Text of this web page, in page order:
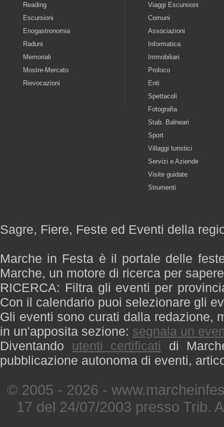
Reading
Escursioni
Enogastronomia
Raduni
Memoriali
Mostre-Mercato
Rievocazioni
Viaggi Escursioni
Comuni
Associazioni
Informatica
Immobiliari
Proloco
Enti
Spettacoli
Fotografia
Stab. Balneari
Sport
Villaggi turistici
Servizi e Aziende
Visite guidate
Strumenti
Sagre, Fiere, Feste ed Eventi della
Marche in Festa è il portale delle
Marche, un motore di ricerca per
RICERCA: Filtra gli eventi per
Con il calendario puoi selezionare gli
Gli eventi sono curati dalla redazione,
in un'apposita sezione: segnala un
Diventando utenti certificati di
pubblicazione autonoma di eventi,
© 2005 - 2026 -
17 del 24/07/2003 presso Trib.